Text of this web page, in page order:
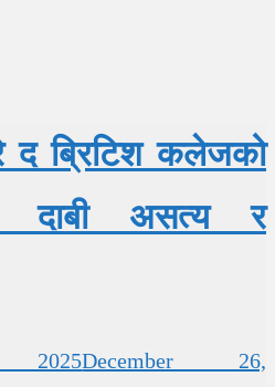
द ब्रिटिश कलेजको
दाबी असत्य र
2025December 26,